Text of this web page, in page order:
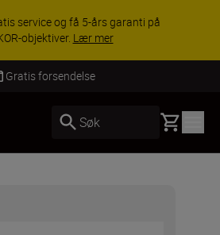
service og få 5-års garanti på
objektiver. Lær mer
Gratis forsendelse
Søk Basket